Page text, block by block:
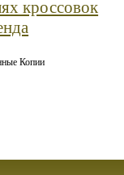
кроссовок
Копии